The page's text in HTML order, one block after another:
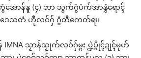
ောန်နူ (၄) ဘာ သွက်ဂွံပံက်အာနွံရောၚ်
ေသတံ ဟီုလဝ်ဂှ် ဂွံတီကေတ်ရ။
IMNA သၟာန်သၟုက်လဝ်ဂှ်မ္ဂး ပ္ဍဲပွိုၚ်ဍုၚ်မုဟ်